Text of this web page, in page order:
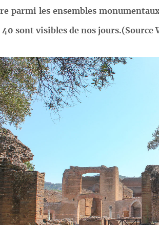
parmi les ensembles
sont visibles de nos jours.(Source